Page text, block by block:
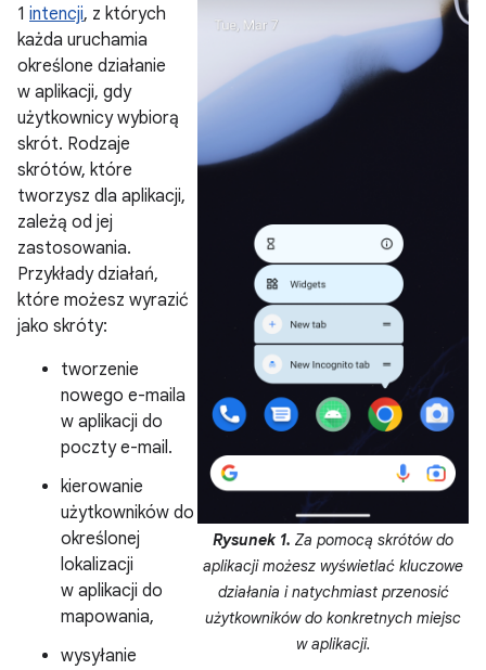
Rysunek 1. Za pomocą skrótów do
aplikacji możesz wyświetlać kluczowe
działania i natychmiast przenosić
użytkowników do konkretnych miejsc
w aplikacji.
1 intencji, z których
każda uruchamia
określone działanie
w aplikacji, gdy
użytkownicy wybiorą
skrót. Rodzaje
skrótów, które
tworzysz dla aplikacji,
zależą od jej
zastosowania.
Przykłady działań,
które możesz wyrazić
jako skróty:
tworzenie
nowego e-maila
w aplikacji do
poczty e-mail.
kierowanie
użytkowników do
określonej
lokalizacji
w aplikacji do
mapowania,
wysyłanie